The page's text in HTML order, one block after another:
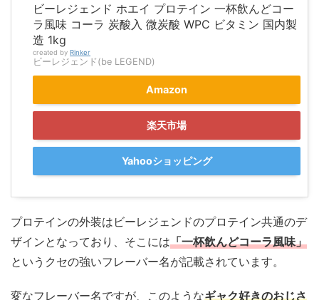
ビーレジェンド ホエイ プロテイン 一杯飲んどコー
ラ風味 コーラ 炭酸入 微炭酸 WPC ビタミン 国内製
造 1kg
created by Rinker
ビーレジェンド(be LEGEND)
Amazon
楽天市場
Yahooショッピング
プロテインの外装はビーレジェンドのプロテイン共通のデ
ザインとなっており、そこには「一杯飲んどコーラ風味」
というクセの強いフレーバー名が記載されています。
変なフレーバー名ですが、このようなギャク好きのおじさ